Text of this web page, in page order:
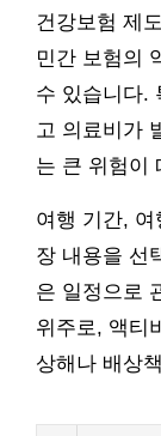
건강보험 제
민간 보험의
수 있습니다.
고 의료비가
는 큰 위험이
여행 기간,
장 내용을 선
은 일정으로
위주로, 액티
상해나 배상